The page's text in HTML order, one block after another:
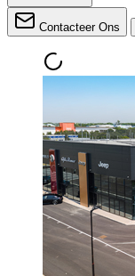
Contacteer Ons